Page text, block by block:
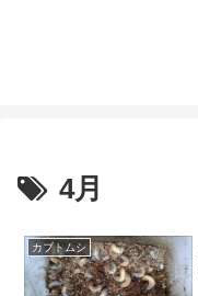
4月
カブトムシ